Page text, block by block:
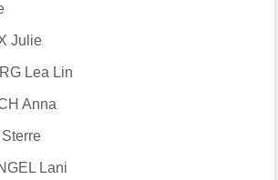
Julie
Lea Lin
Anna
Lani